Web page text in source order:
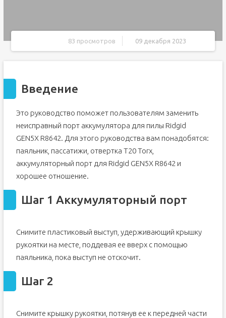
83 просмотров 09 декабря 2023
Введение
Это руководство поможет пользователям заменить
неисправный порт аккумулятора для пилы Ridgid
GEN5X R8642. Для этого руководства вам понадобятся:
паяльник, пассатижи, отвертка T20 Torx,
аккумуляторный порт для Ridgid GEN5X R8642 и
хорошее отношение.
Шаг 1 Аккумуляторный порт
Снимите пластиковый выступ, удерживающий крышку
рукоятки на месте, поддевая ее вверх с помощью
паяльника, пока выступ не отскочит.
Шаг 2
Снимите крышку рукоятки, потянув ее к передней части